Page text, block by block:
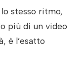
stesso ritmo,
più di un video
è l’esatto